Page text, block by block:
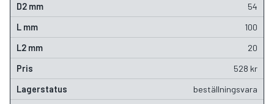
54
100
20
528 kr
beställningsvara